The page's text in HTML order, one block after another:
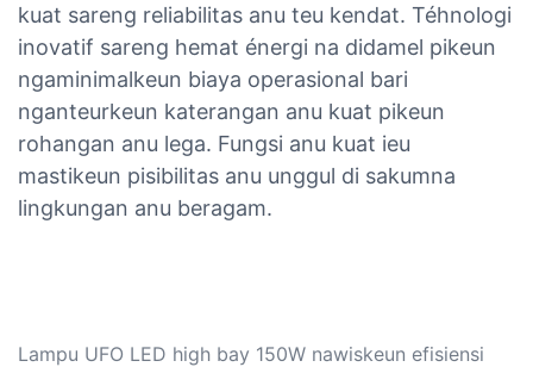
kuat sareng reliabilitas anu teu kendat. Téhnologi
inovatif sareng hemat énergi na didamel pikeun
ngaminimalkeun biaya operasional bari
nganteurkeun katerangan anu kuat pikeun
rohangan anu lega. Fungsi anu kuat ieu
mastikeun pisibilitas anu unggul di sakumna
lingkungan anu beragam.
Lampu UFO LED high bay 150W nawiskeun efisiensi